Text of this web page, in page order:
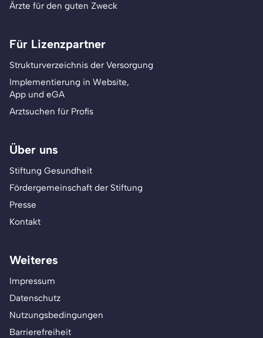
Ärzte für den guten Zweck
Für Lizenzpartner
Strukturverzeichnis der Versorgung
Implementierung in Website,
App und eGA
Arztsuchen für Profis
Über uns
Stiftung Gesundheit
Fördergemeinschaft der Stiftung
Presse
Kontakt
Weiteres
Impressum
Datenschutz
Nutzungsbedingungen
Barrierefreiheit